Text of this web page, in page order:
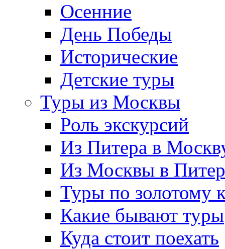
Осенние
День Победы
Исторические
Детские туры
Туры из Москвы
Роль экскурсий
Из Питера в
Из Москвы в Питер
Туры по золотому
Какие бывают туры
Куда стоит поехать